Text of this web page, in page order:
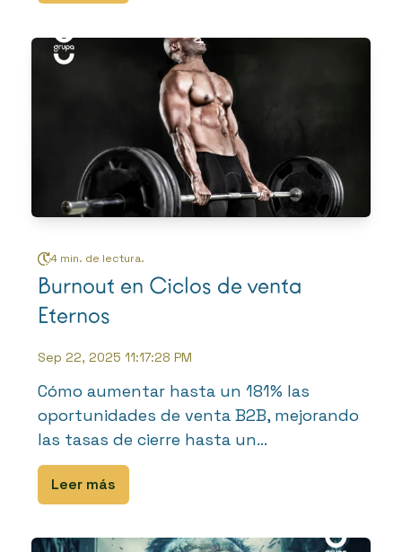
4 min. de lectura.
Burnout en Ciclos de venta
Eternos
Sep 22, 2025 11:17:28 PM
Cómo aumentar hasta un 181% las
oportunidades de venta B2B, mejorando
las tasas de cierre hasta un...
Leer más